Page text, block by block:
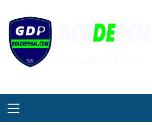
contenido
principal